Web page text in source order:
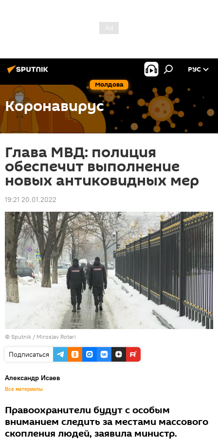
Молдова
РУС
Коронавирус
Глава МВД: полиция
обеспечит выполнение
новых антиковидных мер
19:21 20.01.2022
© Sputnik / Miroslav Rotari
Подписаться
Александр Исаев
Все материалы
Правоохранители будут с особым
вниманием следить за местами массового
скопления людей, заявила министр.